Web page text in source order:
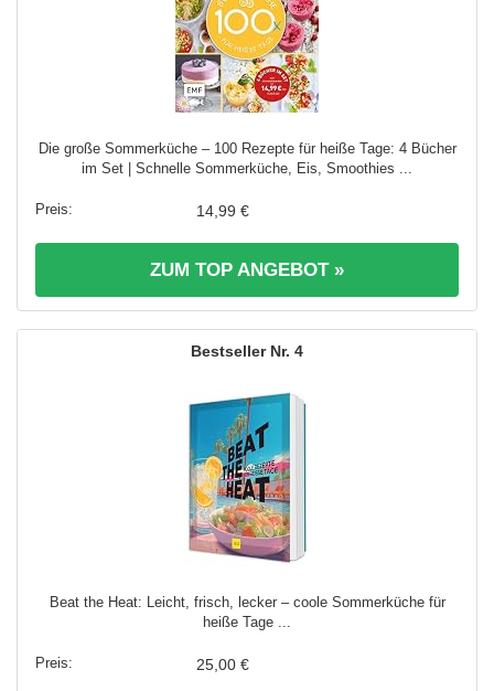
Die große Sommerküche – 100 Rezepte für heiße Tage: 4 Bücher
im Set | Schnelle Sommerküche, Eis, Smoothies ...
14,99 €
ZUM TOP ANGEBOT »
4
Beat the Heat: Leicht, frisch, lecker – coole Sommerküche für
heiße Tage ...
25,00 €